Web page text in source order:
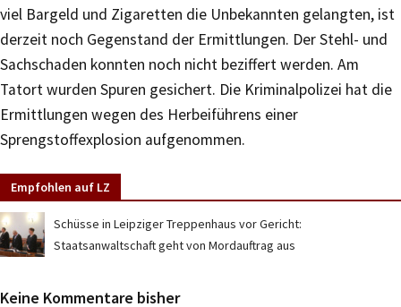
viel Bargeld und Zigaretten die Unbekannten gelangten, ist
derzeit noch Gegenstand der Ermittlungen. Der Stehl- und
Sachschaden konnten noch nicht beziffert werden. Am
Tatort wurden Spuren gesichert. Die Kriminalpolizei hat die
Ermittlungen wegen des Herbeiführens einer
Sprengstoffexplosion aufgenommen.
Empfohlen auf LZ
Schüsse in Leipziger Treppenhaus vor Gericht:
Staatsanwaltschaft geht von Mordauftrag aus
Keine Kommentare bisher